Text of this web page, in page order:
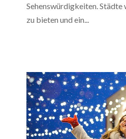
Sehenswürdigkeiten.
zu bieten und ein...